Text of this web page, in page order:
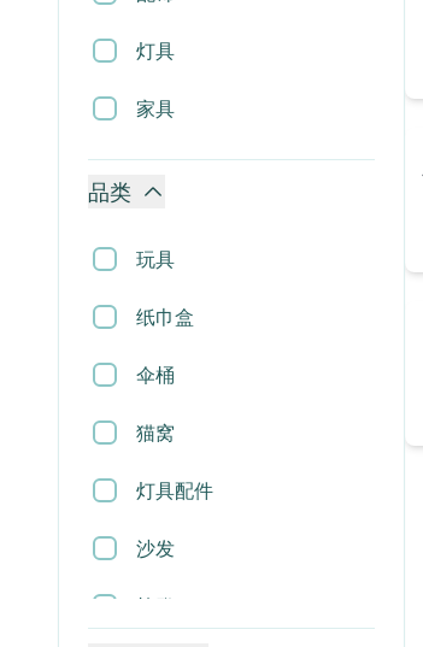
灯具
家具
品类
玩具
纸巾盒
伞桶
猫窝
灯具配件
沙发
椅凳